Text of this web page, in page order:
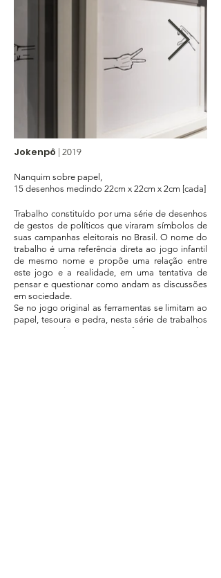
Jokenpô 2019
Nanquim sobre papel,
15 desenhos medindo 22cm x 22cm x 2cm [cada]
Trabalho constituído por uma série de desenhos
de gestos de políticos que viraram símbolos de
suas campanhas eleitorais no Brasil. O nome do
trabalho é uma referência direta ao jogo infantil
de mesmo nome e propõe uma relação entre
este jogo e a realidade, em uma tentativa de
pensar e questionar como andam as discussões
em sociedade.
Se no jogo original as ferramentas se limitam ao
papel, tesoura e pedra, nesta série de trabalhos
as opções do “novo jogo” foram apropriadas